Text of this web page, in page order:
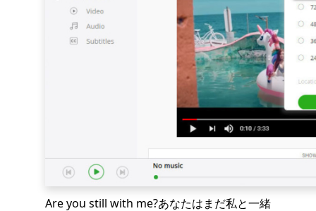
Are you still with me?あなたはまだ私と一緒